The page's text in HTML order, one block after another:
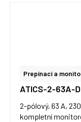
Prepínací a
ATICS-2-63A-
2-pólový, 63 A,
kompletní